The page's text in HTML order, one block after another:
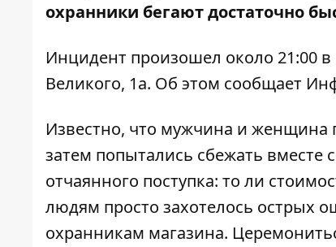
охранники бегают достаточно
Инцидент произошел около 21:00
Великого, 1а. Об этом сообщает
Известно, что мужчина и
затем попытались сбежать вместе
отчаянного поступка: то ли
людям просто захотелось острых
охранникам магазина.